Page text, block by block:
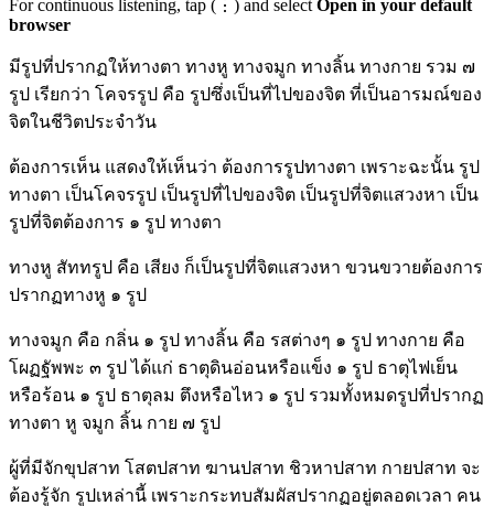
For continuous listening, tap (⋮) and select Open in your default
browser
มีรูปที่ปรากฏให้ทางตา ทางหู ทางจมูก ทางลิ้น ทางกาย รวม ๗
รูป เรียกว่า โคจรรูป คือ รูปซึ่งเป็นที่ไปของจิต ที่เป็นอารมณ์ของ
จิตในชีวิตประจำวัน
ต้องการเห็น แสดงให้เห็นว่า ต้องการรูปทางตา เพราะฉะนั้น รูป
ทางตา เป็นโคจรรูป เป็นรูปที่ไปของจิต เป็นรูปที่จิตแสวงหา เป็น
รูปที่จิตต้องการ ๑ รูป ทางตา
ทางหู สัททรูป คือ เสียง ก็เป็นรูปที่จิตแสวงหา ขวนขวายต้องการ
ปรากฏทางหู ๑ รูป
ทางจมูก คือ กลิ่น ๑ รูป ทางลิ้น คือ รสต่างๆ ๑ รูป ทางกาย คือ
โผฏฐัพพะ ๓ รูป ได้แก่ ธาตุดินอ่อนหรือแข็ง ๑ รูป ธาตุไฟเย็น
หรือร้อน ๑ รูป ธาตุลม ตึงหรือไหว ๑ รูป รวมทั้งหมดรูปที่ปรากฏ
ทางตา หู จมูก ลิ้น กาย ๗ รูป
ผู้ที่มีจักขุปสาท โสตปสาท ฆานปสาท ชิวหาปสาท กายปสาท จะ
ต้องรู้จัก รูปเหล่านี้ เพราะกระทบสัมผัสปรากฏอยู่ตลอดเวลา คน